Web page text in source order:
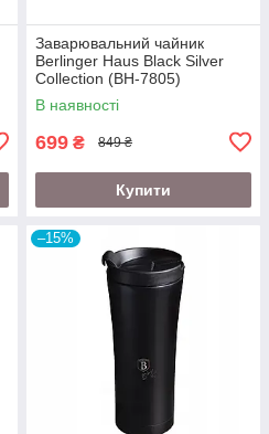
Заварювальний чайник
Berlinger Haus Black Silver
Collection (BH-7805)
В наявності
699 ₴ 849 ₴
Купити
–15%